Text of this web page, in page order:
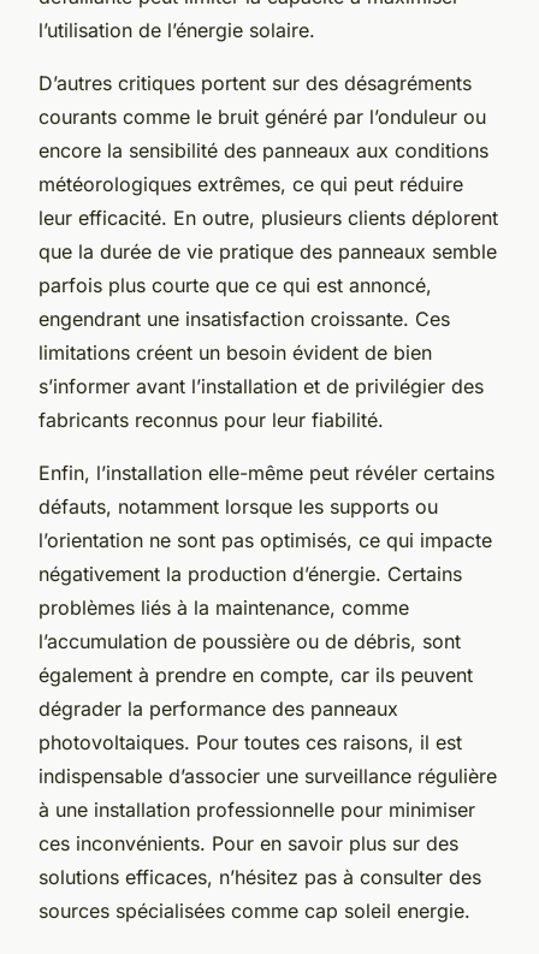
l’utilisation de l’énergie solaire.
D’autres critiques portent sur des désagréments
courants comme le bruit généré par l’onduleur ou
encore la sensibilité des panneaux aux conditions
météorologiques extrêmes, ce qui peut réduire
leur efficacité. En outre, plusieurs clients déplorent
que la durée de vie pratique des panneaux semble
parfois plus courte que ce qui est annoncé,
engendrant une insatisfaction croissante. Ces
limitations créent un besoin évident de bien
s’informer avant l’installation et de privilégier des
fabricants reconnus pour leur fiabilité.
Enfin, l’installation elle-même peut révéler certains
défauts, notamment lorsque les supports ou
l’orientation ne sont pas optimisés, ce qui impacte
négativement la production d’énergie. Certains
problèmes liés à la maintenance, comme
l’accumulation de poussière ou de débris, sont
également à prendre en compte, car ils peuvent
dégrader la performance des panneaux
photovoltaiques. Pour toutes ces raisons, il est
indispensable d’associer une surveillance régulière
à une installation professionnelle pour minimiser
ces inconvénients. Pour en savoir plus sur des
solutions efficaces, n’hésitez pas à consulter des
sources spécialisées comme cap soleil energie.